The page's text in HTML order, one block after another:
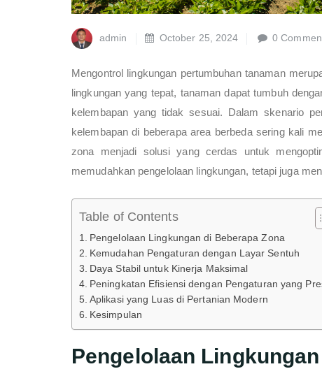
admin October 25, 2024 0
Mengontrol lingkungan pertumbuhan tanaman
lingkungan yang tepat, tanaman dapat tumbuh
kelembapan yang tidak sesuai. Dalam skenario
kelembapan di beberapa area berbeda sering kali
zona menjadi solusi yang cerdas untuk
memudahkan pengelolaan lingkungan, tetapi juga
Table of Contents
Pengelolaan Lingkungan di Beberapa Zona
Kemudahan Pengaturan dengan Layar Sentuh
Daya Stabil untuk Kinerja Maksimal
Peningkatan Efisiensi dengan Pengaturan yang
Aplikasi yang Luas di Pertanian Modern
Kesimpulan
Pengelolaan